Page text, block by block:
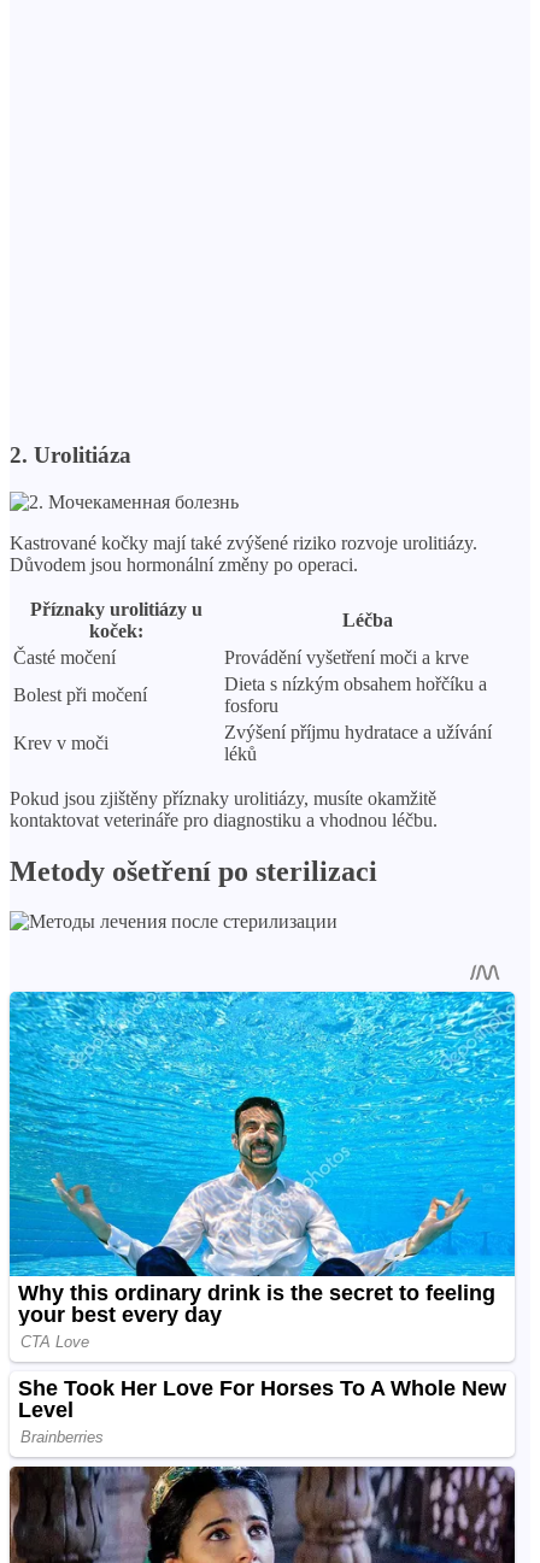
2. Urolitiáza
Kastrované kočky mají také zvýšené riziko rozvoje urolitiázy.
Důvodem jsou hormonální změny po operaci.
Příznaky urolitiázy u
koček:
Léčba
Časté močení
Provádění vyšetření moči a krve
Bolest při močení
Dieta s nízkým obsahem hořčíku a
fosforu
Krev v moči
Zvýšení příjmu hydratace a užívání
léků
Pokud jsou zjištěny příznaky urolitiázy, musíte okamžitě
kontaktovat veterináře pro diagnostiku a vhodnou léčbu.
Metody ošetření po sterilizaci